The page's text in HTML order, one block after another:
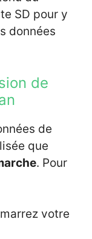
SD pour y
données
de
de
que
. Pour
votre